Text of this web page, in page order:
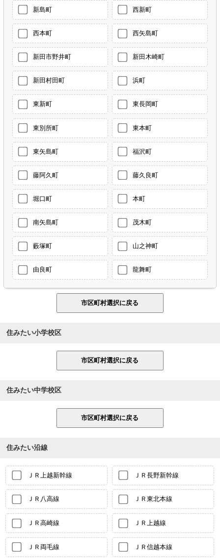
新島町 西新町
西本町 西矢島町
新田市野井町 新田木崎町
新田村田町 浜町
東新町 東長岡町
東別所町 東本町
東矢島町 福沢町
藤阿久町 藤久良町
堀口町 本町
南矢島町 茂木町
藪塚町 山之神町
由良町 龍舞町
住みたい小学校区
住みたい中学校区
住みたい沿線
ＪＲ上越新幹線 ＪＲ長野新幹線
ＪＲ八高線 ＪＲ東北本線
ＪＲ高崎線 ＪＲ上越線
ＪＲ両毛線 ＪＲ信越本線